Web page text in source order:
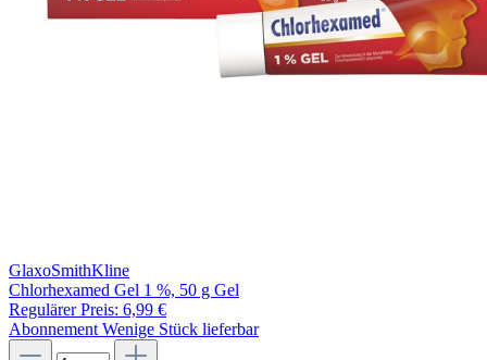
GlaxoSmithKline
Chlorhexamed Gel 1 %, 50 g Gel
Regulärer Preis: 6,99 €
Abonnement Wenige Stück lieferbar